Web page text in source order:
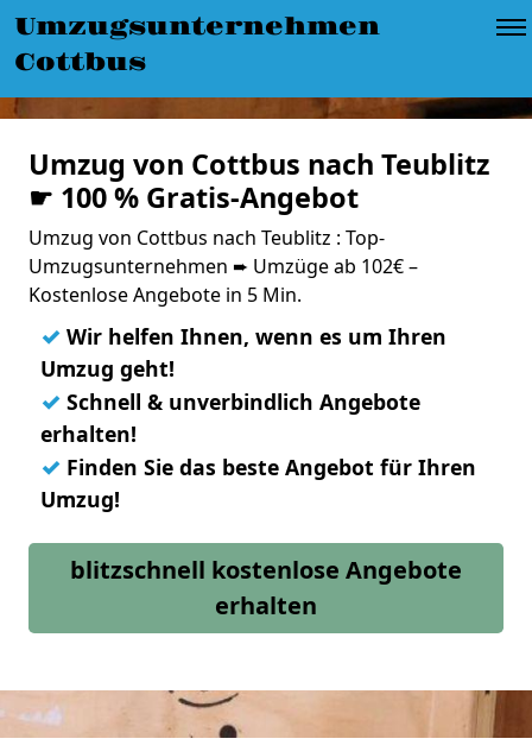
Umzugsunternehmen
Cottbus
Umzug von Cottbus nach Teublitz
☛ 100 % Gratis-Angebot
Umzug von Cottbus nach Teublitz : Top-
Umzugsunternehmen ➨ Umzüge ab 102€ –
Kostenlose Angebote in 5 Min.
✓ Wir helfen Ihnen, wenn es um Ihren
Umzug geht!
✓ Schnell & unverbindlich Angebote
erhalten!
✓ Finden Sie das beste Angebot für Ihren
Umzug!
blitzschnell kostenlose Angebote
erhalten